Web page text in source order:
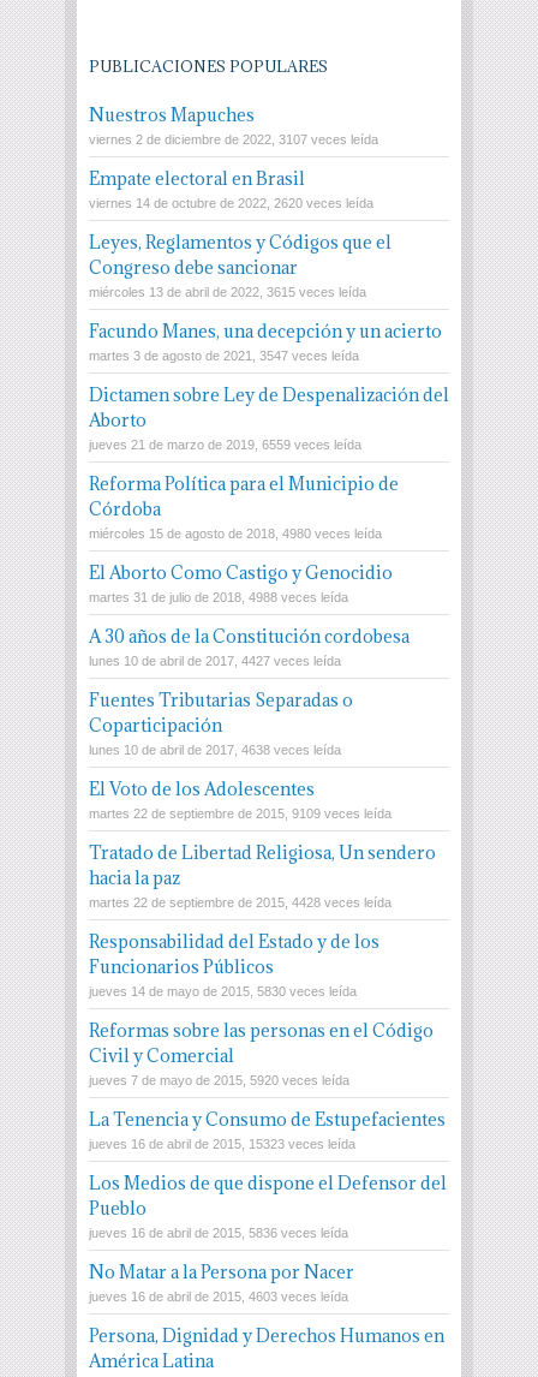
PUBLICACIONES POPULARES
Nuestros Mapuches
viernes 2 de diciembre de 2022, 3107 veces leída
Empate electoral en Brasil
viernes 14 de octubre de 2022, 2620 veces leída
Leyes, Reglamentos y Códigos que el
Congreso debe sancionar
miércoles 13 de abril de 2022, 3615 veces leída
Facundo Manes, una decepción y un acierto
martes 3 de agosto de 2021, 3547 veces leída
Dictamen sobre Ley de Despenalización del
Aborto
jueves 21 de marzo de 2019, 6559 veces leída
Reforma Política para el Municipio de
Córdoba
miércoles 15 de agosto de 2018, 4980 veces leída
El Aborto Como Castigo y Genocidio
martes 31 de julio de 2018, 4988 veces leída
A 30 años de la Constitución cordobesa
lunes 10 de abril de 2017, 4427 veces leída
Fuentes Tributarias Separadas o
Coparticipación
lunes 10 de abril de 2017, 4638 veces leída
El Voto de los Adolescentes
martes 22 de septiembre de 2015, 9109 veces leída
Tratado de Libertad Religiosa, Un sendero
hacia la paz
martes 22 de septiembre de 2015, 4428 veces leída
Responsabilidad del Estado y de los
Funcionarios Públicos
jueves 14 de mayo de 2015, 5830 veces leída
Reformas sobre las personas en el Código
Civil y Comercial
jueves 7 de mayo de 2015, 5920 veces leída
La Tenencia y Consumo de Estupefacientes
jueves 16 de abril de 2015, 15323 veces leída
Los Medios de que dispone el Defensor del
Pueblo
jueves 16 de abril de 2015, 5836 veces leída
No Matar a la Persona por Nacer
jueves 16 de abril de 2015, 4603 veces leída
Persona, Dignidad y Derechos Humanos en
América Latina